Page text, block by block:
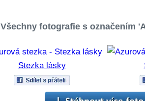
Všechny fotografie s označením
Stezka lásky